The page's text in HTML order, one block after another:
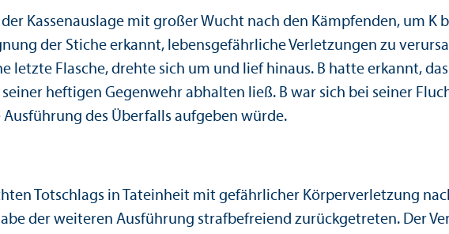
Kassenauslage mit großer Wucht nach den Kämpfenden, um
der Stiche erkannt, lebens­gefährliche Verletzungen zu
letzte Flasche, drehte sich um und lief hinaus. B hatte erkannt,
heftigen Gegenwehr abhalten ließ. B war sich bei seiner
des Über­falls aufgeben würde.
Totschlags in Tateinheit mit gefährlicher Körperverletzung
der weiteren Ausführung strafbefreiend zurückgetreten. Der